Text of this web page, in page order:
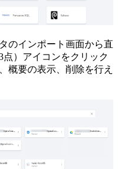
のインポート画面から直
）アイコンをクリック
概要の表示、削除を行え